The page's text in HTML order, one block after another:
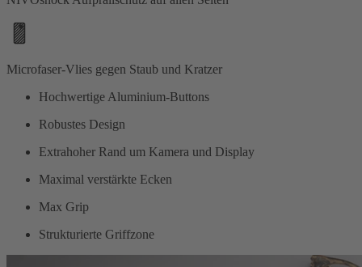
Microfaser-Vlies gegen Staub und Kratzer
Hochwertige Aluminium-Buttons
Robustes Design
Extrahoher Rand um Kamera und Display
Maximal verstärkte Ecken
Max Grip
Strukturierte Griffzone